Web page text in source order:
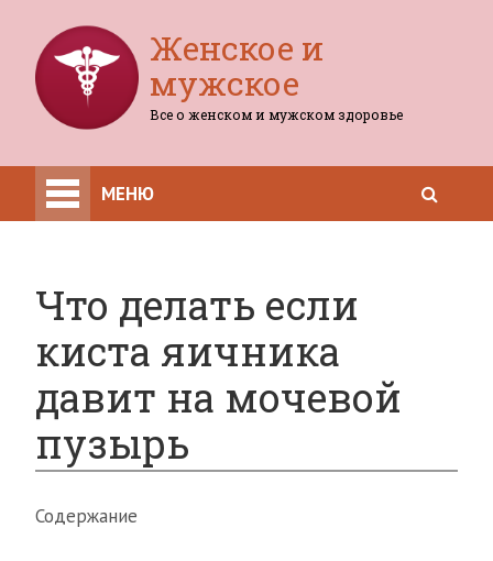
Женское и
мужское
Все о женском и мужском здоровье
МЕНЮ
Что делать если
киста яичника
давит на мочевой
пузырь
Содержание